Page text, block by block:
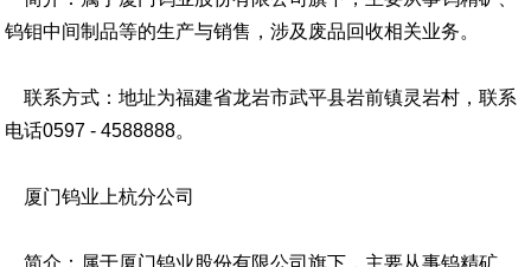
钨钼中间制品等的生产与销售，涉及废品回收相关业务。
联系方式：地址为福建省龙岩市武平县岩前镇灵岩村，联系
电话0597 - 4588888。
厦门钨业上杭分公司
简介：属于厦门钨业股份有限公司旗下，主要从事钨精矿、